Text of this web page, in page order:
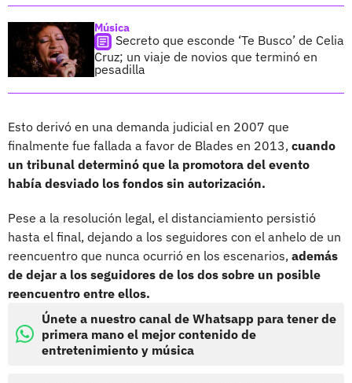
Música
Secreto que esconde ‘Te Busco’ de Celia
Cruz; un viaje de novios que terminó en
pesadilla
Esto derivó en una demanda judicial en 2007 que
finalmente fue fallada a favor de Blades en 2013, cuando
un tribunal determinó que la promotora del evento
había desviado los fondos sin autorización.
Pese a la resolución legal, el distanciamiento persistió
hasta el final, dejando a los seguidores con el anhelo de un
reencuentro que nunca ocurrió en los escenarios, además
de dejar a los seguidores de los dos sobre un posible
reencuentro entre ellos.
Únete a nuestro canal de Whatsapp para tener de
primera mano el mejor contenido de
entretenimiento y música